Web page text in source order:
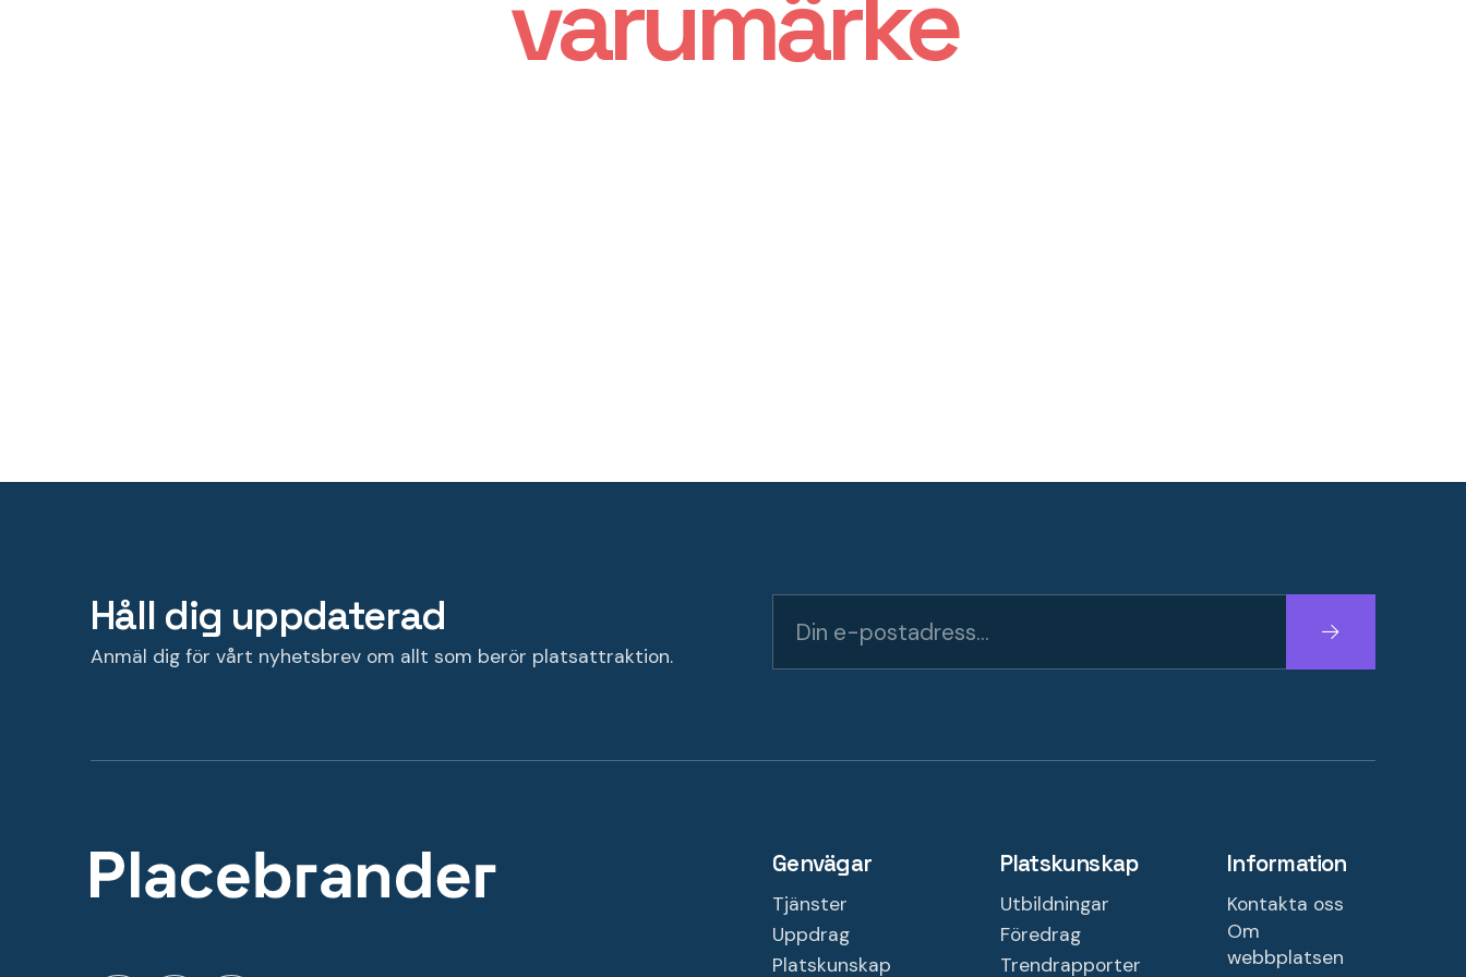
Håll dig uppdaterad
Anmäl dig för vårt nyhetsbrev om allt som berör platsattraktion.
Fortsätt
Genvägar
Tjänster
Uppdrag
Platskunskap
Platskunskap
Utbildningar
Föredrag
Trendrapporter
Information
Kontakta oss
Om
webbplatsen